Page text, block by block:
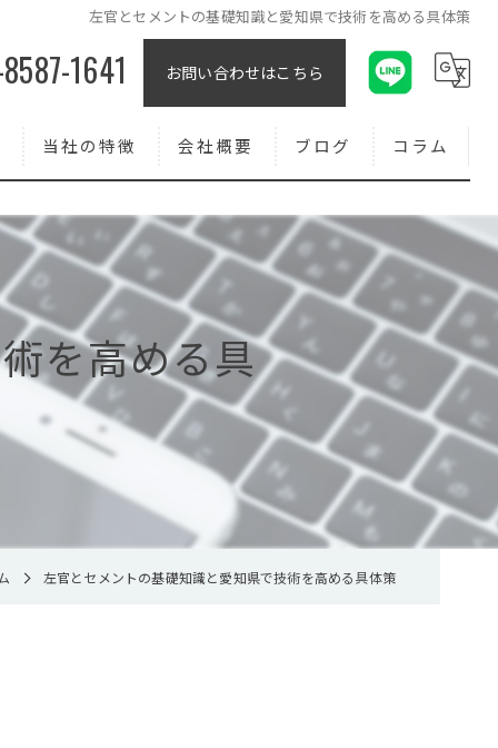
左官とセメントの基礎知識と愛知県で技術を高める具体策
1641 お問い合わせはこちら
当社の特徴
コンクリート
外壁
求人
転職
正社員
会社概要 ブログ コラム
を高める具
左官とセメントの基礎知識と愛知県で技術を高める具体策